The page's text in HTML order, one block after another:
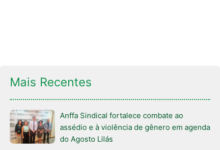
Mais Recentes
Anffa Sindical fortalece combate ao
assédio e à violência de gênero em agenda
do Agosto Lilás